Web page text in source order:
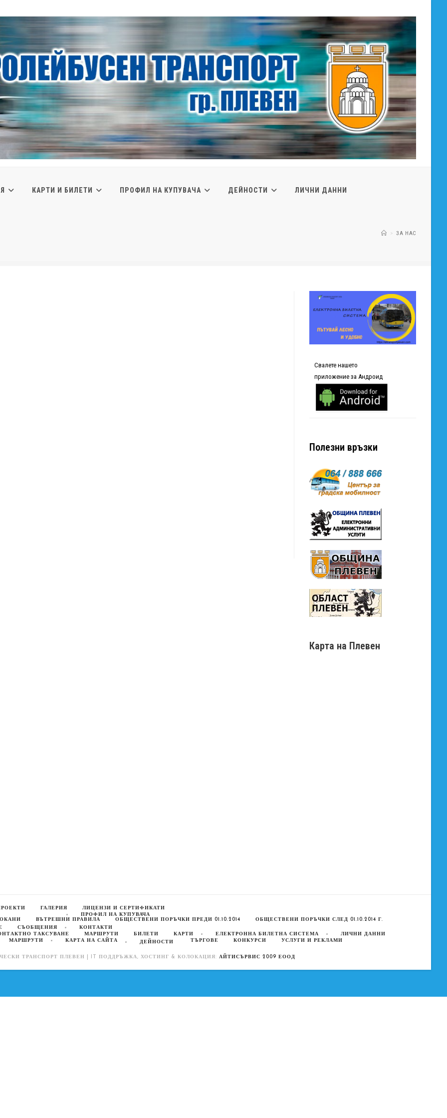
КАРТИ И БИЛЕТИ ПРОФИЛ НА КУПУВАЧА ДЕЙНОСТИ ЛИЧНИ ДАННИ
> ЗА НАС
Свалете нашето
приложение за Андроид
Полезни връзки
Карта на Плевен
ГАЛЕРИЯ
ЛИЦЕНЗИ И СЕРТИФИКАТИ
ПРОФИЛ НА КУПУВАЧА
ВЪТРЕШНИ ПРАВИЛА ОБЩЕСТВЕНИ ПОРЪЧКИ ПРЕДИ 01.10.2014
ОБЩЕСТВЕНИ ПОРЪЧКИ СЛЕД 01.10.2014 Г.
СЪОБЩЕНИЯ
КОНТАКТИ
ТАКСУВАНЕ МАРШРУТИ БИЛЕТИ КАРТИ ЕЛЕКТРОННА БИЛЕТНА СИСТЕМА
ЛИЧНИ ДАННИ
МАРШРУТИ КАРТА НА САЙТА ДЕЙНОСТИ ТЪРГОВЕ КОНКУРСИ УСЛУГИ И РЕКЛАМИ
ТРАНСПОРТ ПЛЕВЕН | IT ПОДДРЪЖКА, ХОСТИНГ & КОЛОКАЦИЯ: АЙТИСЪРВИС 2009 ЕООД